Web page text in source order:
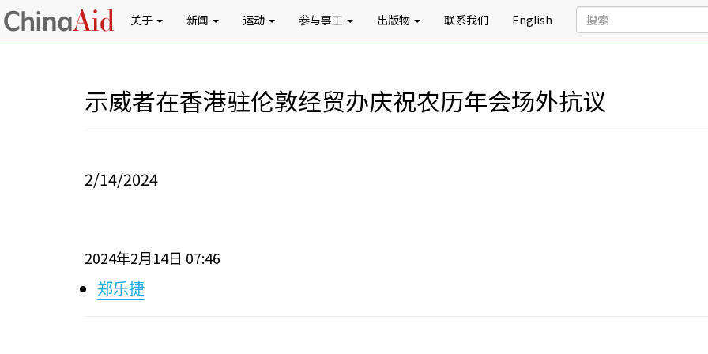
关于 新闻 运动 参与事工 出版物 联系我们 English
示威者在香港驻伦敦经贸办庆祝农历年会场外抗议
2/14/2024
2024年2月 14日 07:46
郑乐捷